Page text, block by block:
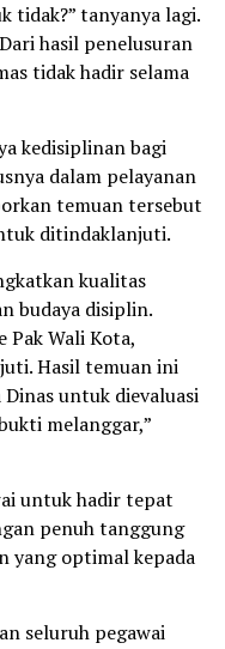
tidak?” tanyanya lagi.
hasil penelusuran
tidak hadir selama
kedisiplinan bagi
dalam pelayanan
temuan tersebut
ditindaklanjuti.
kualitas
budaya disiplin.
Pak Wali Kota,
Hasil temuan ini
Dinas untuk dievaluasi
melanggar,”
untuk hadir tepat
penuh tanggung
yang optimal kepada
seluruh pegawai